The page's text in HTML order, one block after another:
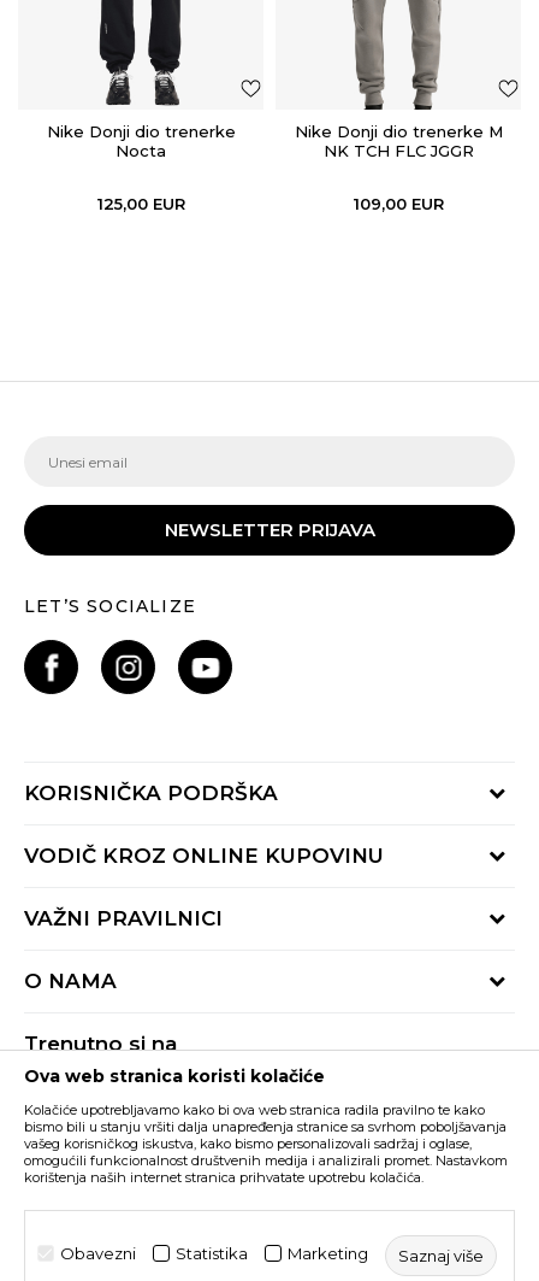
Nike Donji dio trenerke
Nocta
125,00 EUR
Nike Donji dio trenerke M
NK TCH FLC JGGR
109,00 EUR
NEWSLETTER PRIJAVA
LET’S SOCIALIZE
KORISNIČKA PODRŠKA
Provjeri status porudžbine
Radno vrijeme 9-16h
VODIČ KROZ ONLINE KUPOVINU
Načini isporuke
Reklamacije
VAŽNI PRAVILNICI
Pravila Sport&Bonus programa
O NAMA
BUZZ Shopovi
Postani dio BUZZ tima
Trenutno si na
Buzz Crna Gora PROMIJENI
Nastojimo da budemo što precizniji u opisu proizvoda, prikazu slika i samih
cijena, ali ne možemo garantovati da su sve informacije kompletne i bez
grešaka. Svi artikli prikazani na sajtu su dio naše ponude i ne podrazumijeva da
su dostupni u svakom trenutku. Raspoloživost robe možete provjeriti pozivom
©2026www.buzzsneakers.me, IzradaNB SOFT. Sva prava
Ova web stranica koristi kolačiće
Kolačiće upotrebljavamo kako bi ova web stranica radila pravilno te kako
bismo bili u stanju vršiti dalja unapređenja stranice sa svrhom poboljšavanja
vašeg korisničkog iskustva, kako bismo personalizovali sadržaj i oglase,
omogućili funkcionalnost društvenih medija i analizirali promet. Nastavkom
korištenja naših internet stranica prihvatate upotrebu kolačića.
Obavezni Statistika Marketing Saznaj više